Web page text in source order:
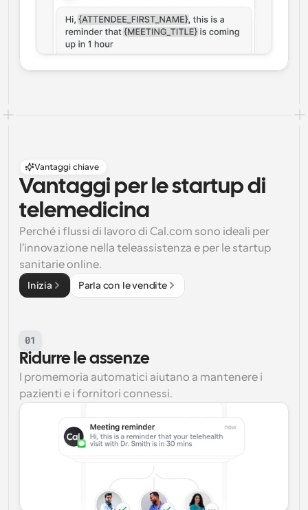
Vantaggi chiave
Vantaggi per le startup di
telemedicina
Perché i flussi di lavoro di Cal.com sono ideali per
l'innovazione nella teleassistenza e per le startup
sanitarie online.
Inizia Parla con le vendite
01
Ridurre le assenze
I promemoria automatici aiutano a mantenere i
pazienti e i fornitori connessi.